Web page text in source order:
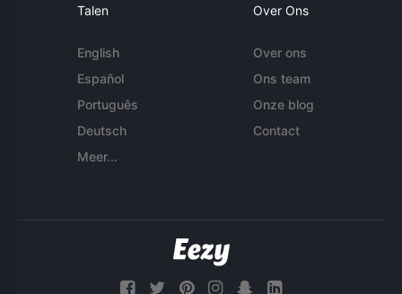
Talen
English
Español
Português
Deutsch
Meer...
Over Ons
Over ons
Ons team
Onze blog
Contact